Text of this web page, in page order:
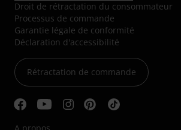
Droit de rétractation du consommateur
Processus de commande
Garantie légale de conformité
Déclaration d'accessibilité
Rétractation de commande